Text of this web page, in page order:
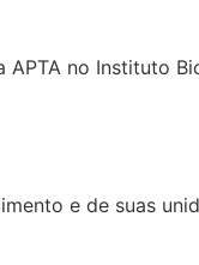
no Instituto
e de suas